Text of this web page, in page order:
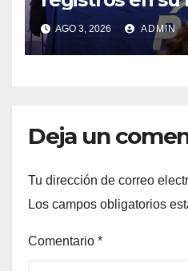
ellos el priista
Garza, Alcalde
AGO 3, 2026 ADMIN
Deja un
Tu dirección de correo
Los campos obligatorios
Comentario *